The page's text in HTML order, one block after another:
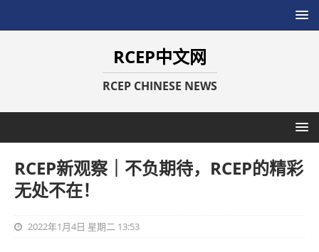
RCEP中文网
RCEP CHINESE NEWS
RCEP新观察｜不负期待，RCEP的精彩
无处不在！
2022年1月4日 星期二 13:53